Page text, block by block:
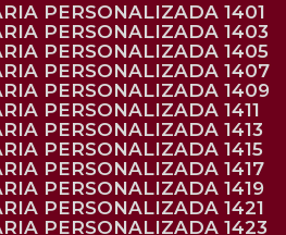
PERSONALIZADA 1401
PERSONALIZADA 1403
PERSONALIZADA 1405
PERSONALIZADA 1407
PERSONALIZADA 1409
PERSONALIZADA 1411
PERSONALIZADA 1413
PERSONALIZADA 1415
PERSONALIZADA 1417
PERSONALIZADA 1419
PERSONALIZADA 1421
PERSONALIZADA 1423